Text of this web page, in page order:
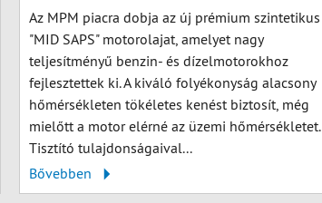
Az MPM piacra dobja az új prémium szintetikus
"MID SAPS" motorolajat, amelyet nagy
teljesítményű benzin- és dízelmotorokhoz
fejlesztettek ki. A kiváló folyékonyság alacsony
hőmérsékleten tökéletes kenést biztosít, még
mielőtt a motor elérné az üzemi hőmérsékletet.
Tisztító tulajdonságaival...
Bővebben